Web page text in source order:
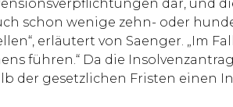
dar, und
schon wenige zehn- oder
erläutert von Saenger. „Im
führen.“ Da die
der gesetzlichen Fristen einen